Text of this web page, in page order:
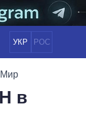
УКР РОС
Мир
в